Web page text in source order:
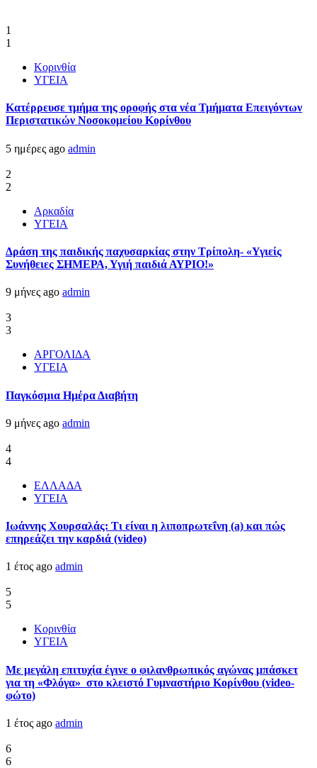
1
1
Κορινθία
ΥΓΕΙΑ
Kατέρρευσε τμήμα της οροφής στα νέα Τμήματα Επειγόντων
Περιστατικών Νοσοκομείου Κορίνθου
5 ημέρες ago admin
2
2
Αρκαδία
ΥΓΕΙΑ
Δράση της παιδικής παχυσαρκίας στην Τρίπολη- «Υγιείς
Συνήθειες ΣΗΜΕΡΑ, Υγιή παιδιά ΑΥΡΙΟ!»
9 μήνες ago admin
3
3
ΑΡΓΟΛΙΔΑ
ΥΓΕΙΑ
Παγκόσμια Ημέρα Διαβήτη
9 μήνες ago admin
4
4
ΕΛΛΑΔΑ
ΥΓΕΙΑ
Ιωάννης Χουρσαλάς: Τι είναι η λιποπρωτεΐνη (a) και πώς
επηρεάζει την καρδιά (video)
1 έτος ago admin
5
5
Κορινθία
ΥΓΕΙΑ
Με μεγάλη επιτυχία έγινε ο φιλανθρωπικός αγώνας μπάσκετ
για τη «Φλόγα» στο κλειστό Γυμναστήριο Κορίνθου (video-
φώτο)
1 έτος ago admin
6
6